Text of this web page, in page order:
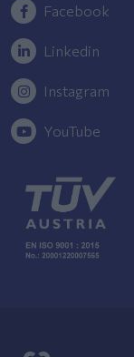
Facebook
Linkedin
Instagram
YouTube